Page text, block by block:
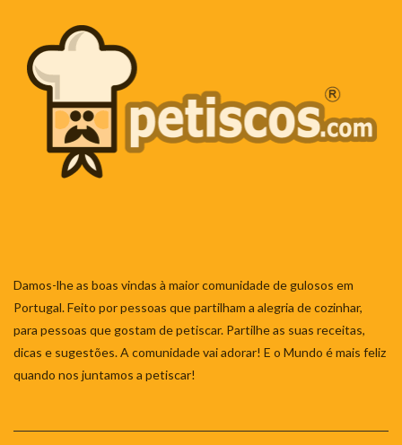
Damos-lhe as boas vindas à maior comunidade de gulosos em
Portugal. Feito por pessoas que partilham a alegria de cozinhar,
para pessoas que gostam de petiscar. Partilhe as suas receitas,
dicas e sugestões. A comunidade vai adorar! E o Mundo é mais feliz
quando nos juntamos a petiscar!